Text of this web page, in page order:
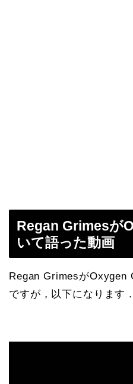
Regan Grimesが
いて語った動画
Regan GrimesがOxygen
ですが，以下になります．